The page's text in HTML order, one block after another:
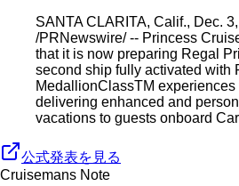
SANTA CLARITA, Calif., Dec.
/PRNewswire/ -- Princess
that it is now preparing Regal
second ship fully activated with
MedallionClassTM experiences
delivering enhanced and
vacations to guests onboard
公式発表を見る
Cruisemans Note